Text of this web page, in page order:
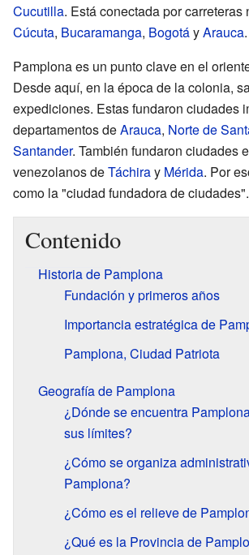
Cucutilla. Está conectada por carreteras
Cúcuta, Bucaramanga, BogotáyArauca.
Pamplona es un punto clave en el
Desde aquí, en la época de la colonia,
expediciones. Estas fundaron ciudades
departamentos deArauca, Norte de
Santander. También fundaron ciudades
venezolanos deTáchiray Mérida. Por
como la "ciudad fundadora de ciudades".
Contenido
Historia de Pamplona
Fundación y primeros años
Importancia estratégica de
Pamplona, Ciudad Patriota
Geografía de Pamplona
¿Dónde se encuentra
sus límites?
¿Cómo se organiza
Pamplona?
¿Cómo es el relieve de
¿Qué es la Provincia de